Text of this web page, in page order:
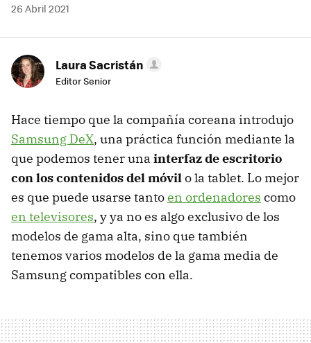
26 Abril 2021
Laura Sacristán
Editor Senior
Hace tiempo que la compañía coreana introdujo
Samsung DeX, una práctica función mediante la
que podemos tener una interfaz de escritorio
con los contenidos del móvilo la tablet. Lo mejor
es que puede usarse tantoen ordenadores como
en televisores, y ya no es algo exclusivo de los
modelos de gama alta, sino que también
tenemos varios modelos de la gama media de
Samsung compatibles con ella.